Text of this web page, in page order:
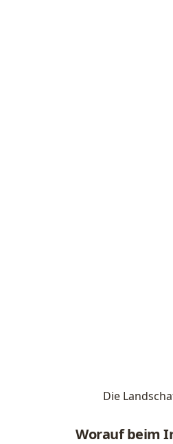
Die
Worauf beim